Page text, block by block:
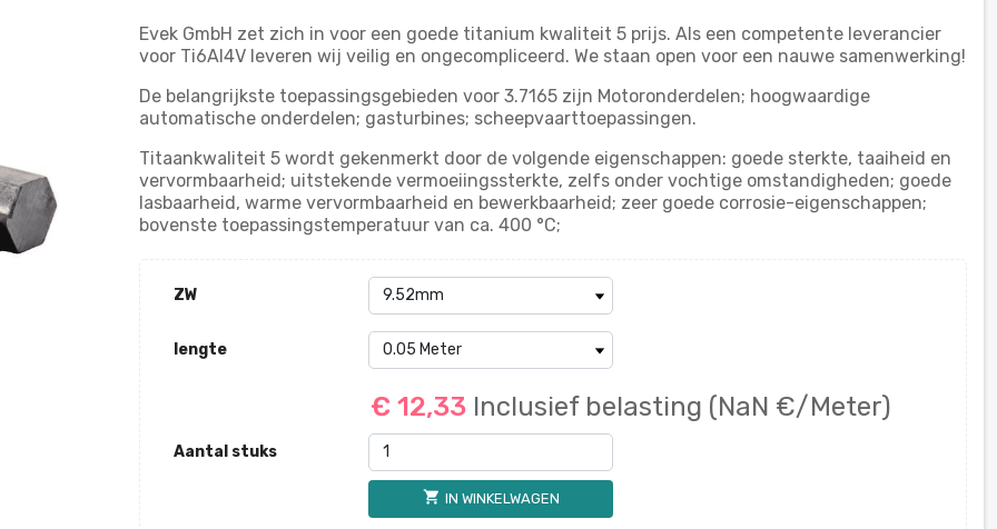
Evek GmbH zet zich in voor een goede titanium kwaliteit 5 prijs. Als een competente leverancier
voor Ti6Al4V leveren wij veilig en ongecompliceerd. We staan open voor een nauwe samenwerking!
De belangrijkste toepassingsgebieden voor 3.7165 zijn Motoronderdelen; hoogwaardige
automatische onderdelen; gasturbines; scheepvaarttoepassingen.
Titaankwaliteit 5 wordt gekenmerkt door de volgende eigenschappen: goede sterkte, taaiheid en
vervormbaarheid; uitstekende vermoeiingssterkte, zelfs onder vochtige omstandigheden; goede
lasbaarheid, warme vervormbaarheid en bewerkbaarheid; zeer goede corrosie-eigenschappen;
bovenste toepassingstemperatuur van ca. 400 °C;
ZW
lengte
€ 12,33 Inclusief belasting (NaN €/Meter)
Aantal stuks
shopping_cart IN WINKELWAGEN